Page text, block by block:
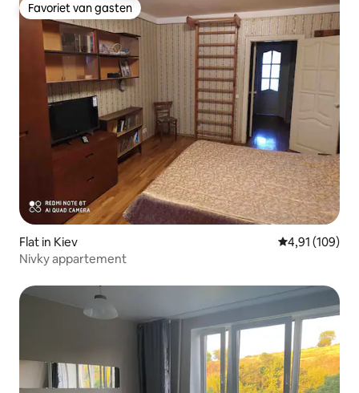
Favoriet van gasten
Favoriet van gasten
Flat in Kiev Gemiddelde
4,91 (109)
Nivky appartement